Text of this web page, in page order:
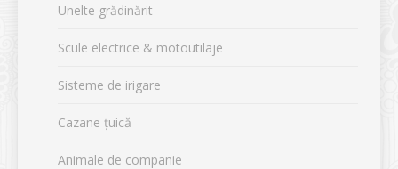
Unelte grădinărit
Scule electrice & motoutilaje
Sisteme de irigare
Cazane țuică
Animale de companie